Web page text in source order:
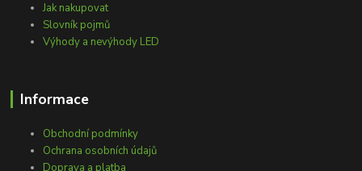
Jak nakupovat
Slovník pojmů
Výhody a nevýhody LED
Informace
Obchodní podmínky
Ochrana osobních údajů
Doprava a platba